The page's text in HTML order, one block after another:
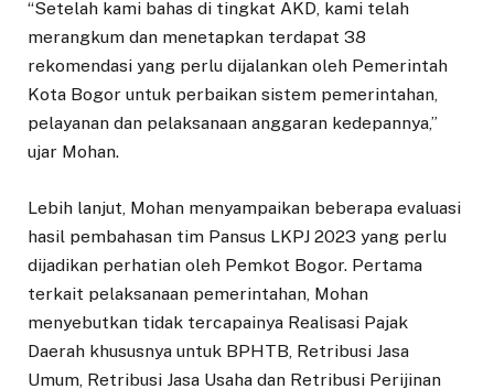
“Setelah kami bahas di tingkat AKD, kami telah
merangkum dan menetapkan terdapat 38
rekomendasi yang perlu dijalankan oleh Pemerintah
Kota Bogor untuk perbaikan sistem pemerintahan,
pelayanan dan pelaksanaan anggaran kedepannya,”
ujar Mohan.
Lebih lanjut, Mohan menyampaikan beberapa evaluasi
hasil pembahasan tim Pansus LKPJ 2023 yang perlu
dijadikan perhatian oleh Pemkot Bogor. Pertama
terkait pelaksanaan pemerintahan, Mohan
menyebutkan tidak tercapainya Realisasi Pajak
Daerah khususnya untuk BPHTB, Retribusi Jasa
Umum, Retribusi Jasa Usaha dan Retribusi Perijinan